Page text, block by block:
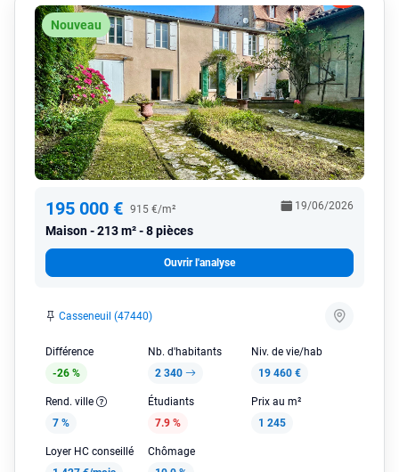
Nouveau
195 000 € 915 €/m²
Maison 213 m² - 8 pièces
19/06/2026
Ouvrir l'analyse
Casseneuil (47440)
Différence
-26 %
Nb. d'habitants
2 340
Niv. de vie/hab
19 460 €
Rend. ville
7 %
Étudiants
7.9 %
Prix au m²
1 245
Loyer HC conseillé
Chômage